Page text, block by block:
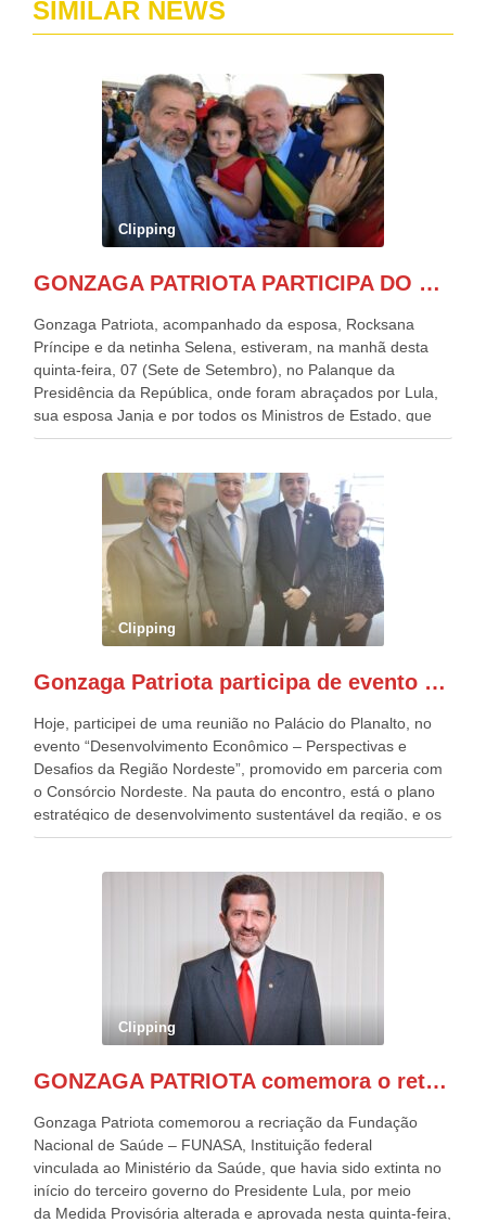
SIMILAR NEWS
Clipping
GONZAGA PATRIOTA PARTICIPA DO DESFILE DA INDEPENDÊNCIA NO PALANQUE DA PRESIDÊNCIA DA REPÚBLICA E É ABRAÇADO POR LULA E POR GERALDO ALCKMIN.
Gonzaga Patriota, acompanhado da esposa, Rocksana
Príncipe e da netinha Selena, estiveram, na manhã desta
quinta-feira, 07 (Sete de Setembro), no Palanque da
Presidência da República, onde foram abraçados por Lula,
sua esposa Janja e por todos os Ministros de Estado, que
estavam presentes, nos Desfiles da Independência da
outros desfiles, na Esplanada dos Ministérios, disse ter sido
o deste ano, o maior e o mais organizado de todos. “Há
quatro décadas, como Patriota até no nome, participo
anualmente dos desfiles de Sete de Setembro, na
Esplanada dos Ministérios, em Brasília. Este ano, o governo
preparou espaços com cadeiras e coberturas, para 30.000
pessoas, só que o número de Patriotas Brasileiros
Independentes, dobrou na Esplanada. Eu, Lula e os
Patriota.
Clipping
Gonzaga Patriota participa de evento em prol do desenvolvimento do Nordeste
Hoje, participei de uma reunião no Palácio do Planalto, no
evento “Desenvolvimento Econômico – Perspectivas e
Desafios da Região Nordeste”, promovido em parceria com
o Consórcio Nordeste. Na pauta do encontro, está o plano
estratégico de desenvolvimento sustentável da região, e os
desafios para a elaboração de políticas públicas, que
evento contou com a presença do Vice-presidente Geraldo
Alckmin, que também ocupa o Ministério do
Desenvolvimento, Indústria, Comércio e Serviços, o ex
governador de Pernambuco, agora Presidente do Banco do
Nordeste, Paulo Câmara, o ex Deputado Federal, e
atualmente Superintendente da SUDENE, Danilo Cabral, da
Governadora de Pernambuco, Raquel Lyra, os ministros da
Casa Civil, Rui Costa, e da Integração e do Desenvolvimento
de todo Nordeste que também ajudam a fomentar o
Clipping
GONZAGA PATRIOTA comemora o retorno da FUNASA
Gonzaga Patriota comemorou a recriação da Fundação
Nacional de Saúde – FUNASA, Instituição federal
vinculada ao Ministério da Saúde, que havia sido extinta no
início do terceiro governo do Presidente Lula, por meio
da Medida Provisória alterada e aprovada nesta quinta-feira,